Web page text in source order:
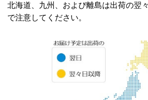
北海道、九州、および離島は出荷の翌
で注意してください。